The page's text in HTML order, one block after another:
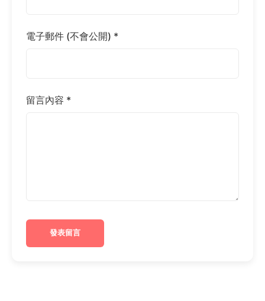
電子郵件 (不會公開) *
留言內容 *
發表留言